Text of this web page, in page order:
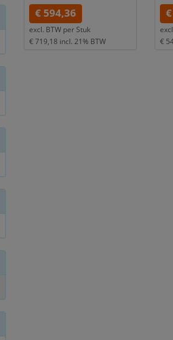
€ 594,36
excl. BTW per Stuk
€ 719,18 incl. 21% BTW
€